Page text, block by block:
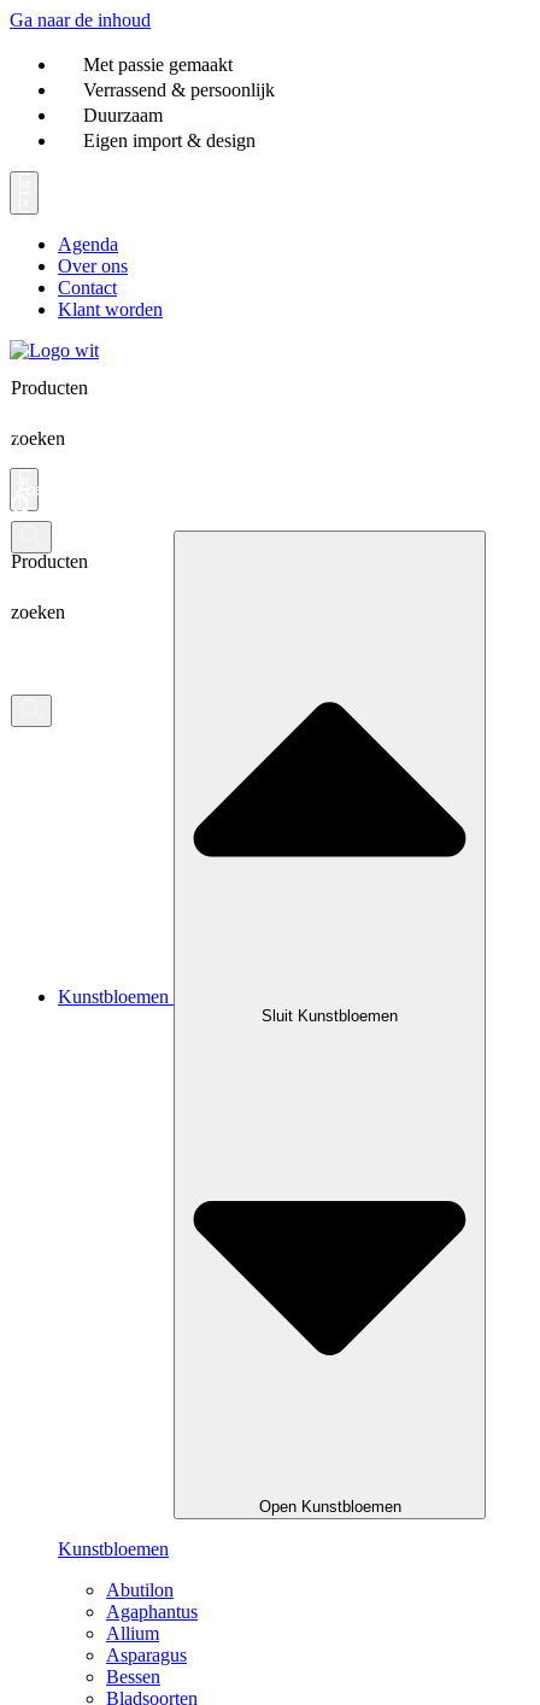
Ga naar de inhoud
Met passie gemaakt
Verrassend & persoonlijk
Duurzaam
Eigen import & design
Agenda
Over ons
Contact
Klant worden
Producten
zoeken
Producten
zoeken
Kunstbloemen
Sluit Kunstbloemen
Open Kunstbloemen
Kunstbloemen
Abutilon
Agaphantus
Allium
Asparagus
Bessen
Bladsoorten